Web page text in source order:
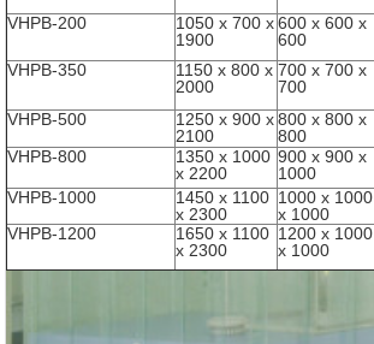
VHPB-200
1050 x 700 x
1900
600 x 600 x
600
VHPB-350
1150 x 800 x
2000
700 x 700 x
700
VHPB-500
1250 x 900 x
2100
800 x 800 x
800
VHPB-800
1350 x 1000
x 2200
900 x 900 x
1000
VHPB-1000
1450 x 1100
x 2300
1000 x 1000
x 1000
VHPB-1200
1650 x 1100
x 2300
1200 x 1000
x 1000